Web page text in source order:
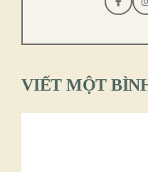
VIẾT MỘT